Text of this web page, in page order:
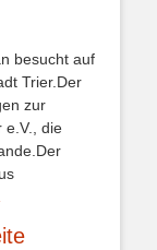
besucht auf
Trier.Der
zur
e.V., die